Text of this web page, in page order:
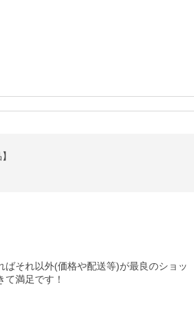
それ以外(価格や配送等)が最良のショッ
満足です！